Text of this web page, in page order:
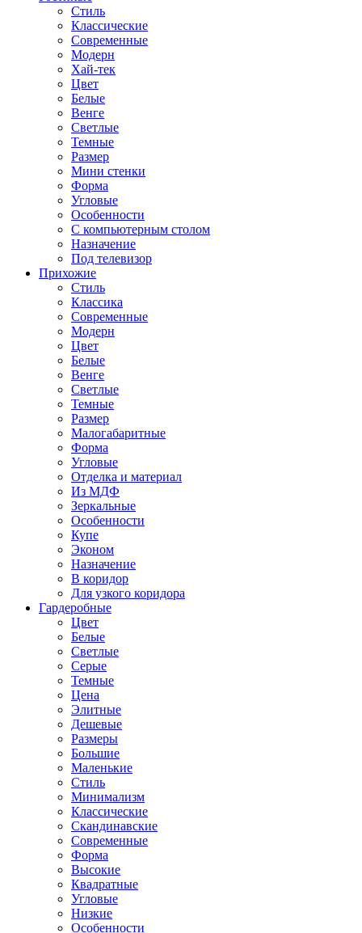
Стиль
Классические
Современные
Модерн
Хай-тек
Цвет
Белые
Венге
Светлые
Темные
Размер
Мини стенки
Форма
Угловые
Особенности
С компьютерным столом
Назначение
Под телевизор
Прихожие
Стиль
Классика
Современные
Модерн
Цвет
Белые
Венге
Светлые
Темные
Размер
Малогабаритные
Форма
Угловые
Отделка и материал
Из МДФ
Зеркальные
Особенности
Купе
Эконом
Назначение
В коридор
Для узкого коридора
Гардеробные
Цвет
Белые
Светлые
Серые
Темные
Цена
Элитные
Дешевые
Размеры
Большие
Маленькие
Стиль
Минимализм
Классические
Скандинавские
Современные
Форма
Высокие
Квадратные
Угловые
Низкие
Особенности